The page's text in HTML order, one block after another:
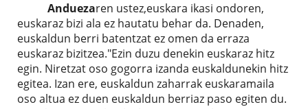
Anduezaren ustez,euskara ikasi ondoren,
euskaraz bizi ala ez hautatu behar da. Denaden,
euskaldun berri batentzat ez omen da erraza
euskaraz bizitzea."Ezin duzu denekin euskaraz hitz
egin. Niretzat oso gogorra izanda euskaldunekin hitz
egitea. Izan ere, euskaldun zaharrak euskaramaila
oso altua ez duen euskaldun berriaz paso egiten du.